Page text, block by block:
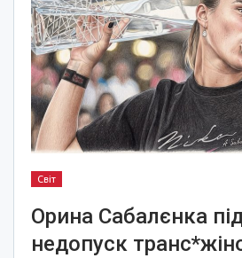
Світ
Орина Сабалєнка
недопуск